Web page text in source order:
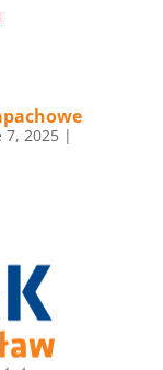
7, 2025|